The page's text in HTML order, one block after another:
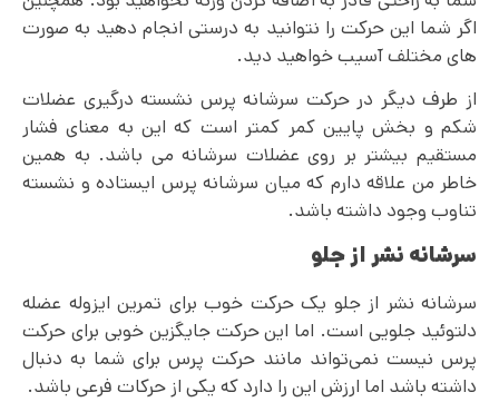
اگر شما این حرکت را نتوانید به درستی انجام دهید به صورت
های مختلف آسیب خواهید دید.
از طرف دیگر در حرکت سرشانه پرس نشسته درگیری عضلات
شکم و بخش پایین کمر کمتر است که این به معنای فشار
مستقیم بیشتر بر روی عضلات سرشانه می باشد. به همین
خاطر من علاقه دارم که میان سرشانه پرس ایستاده و نشسته
تناوب وجود داشته باشد.
سرشانه نشر از جلو
سرشانه نشر از جلو یک حرکت خوب برای تمرین ایزوله عضله
دلتوئید جلویی است. اما این حرکت جایگزین خوبی برای حرکت
پرس نیست نمی‌تواند مانند حرکت پرس برای شما به دنبال
داشته باشد اما ارزش این را دارد که یکی از حرکات فرعی باشد.